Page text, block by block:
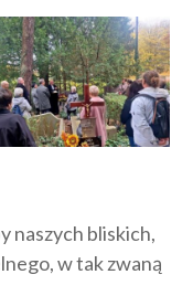
naszych bliskich,
w tak zwaną